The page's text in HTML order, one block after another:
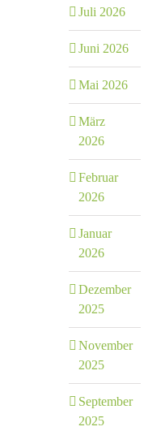
Juli 2026
Juni 2026
Mai 2026
März
2026
Februar
2026
Januar
2026
Dezember
2025
November
2025
September
2025